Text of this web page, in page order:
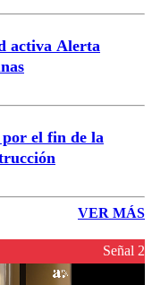
activa Alerta
por el fin de la
VER MÁS
Señal 2